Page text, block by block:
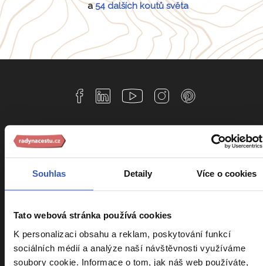
Souhlas Detaily Více o cookies
Tato webová stránka používá cookies
K personalizaci obsahu a reklam, poskytování funkcí
sociálních médií a analýze naší návštěvnosti využíváme
soubory cookie. Informace o tom, jak náš web používáte,
a54 dalších koutů světa
Informace k zájezdům
Cestovní pojištění Kooperativa
Kalendář zájezdů
Srovnání zájezdů
Náročnost zájezdů